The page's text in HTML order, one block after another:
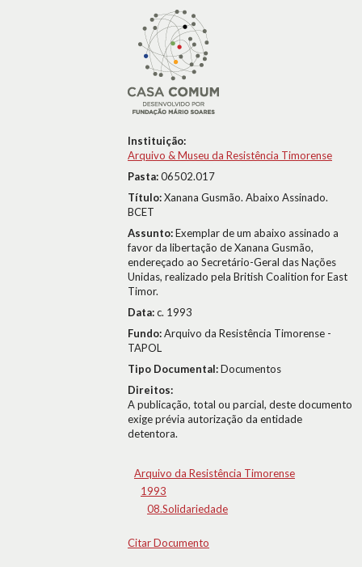
Instituição:
Arquivo & Museu da Resistência Timorense
Pasta:06502.017
Título:Xanana Gusmão. Abaixo Assinado.
BCET
Assunto:Exemplar de um abaixo assinado a
favor da libertação de Xanana Gusmão,
endereçado ao Secretário-Geral das Nações
Unidas, realizado pela British Coalition for East
Timor.
Data:c. 1993
Fundo:Arquivo da Resistência Timorense -
TAPOL
Tipo Documental:Documentos
Direitos:
A publicação, total ou parcial, deste documento
exige prévia autorização da entidade
detentora.
Arquivo da Resistência Timorense
1993
08.Solidariedade
Citar Documento